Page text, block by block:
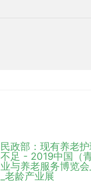
民政部：现有养老
不足 - 2019中国（
业与养老服务博览
_老龄产业展